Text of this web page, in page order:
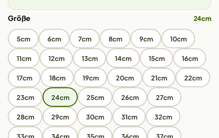
Größe 24cm
5cm 6cm 7cm 8cm 9cm 10cm
11cm 12cm 13cm 14cm 15cm 16cm
17cm 18cm 19cm 20cm 21cm 22cm
23cm 24cm 25cm 26cm 27cm
28cm 29cm 30cm 31cm 32cm
33cm 34cm 35cm 36cm 37cm